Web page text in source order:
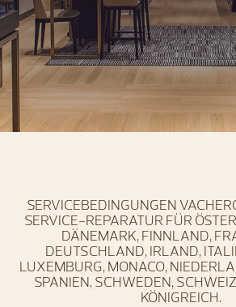
SERVICEBEDINGUNGEN
SERVICE-REPARATUR FÜR
DÄNEMARK, FINNLAND,
DEUTSCHLAND, IRLAND,
LUXEMBURG, MONACO,
SPANIEN, SCHWEDEN,
KÖNIGREICH.